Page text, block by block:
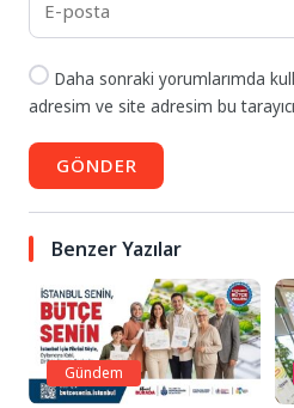
Daha sonraki yorumlarımda
adresim ve site adresim bu
GÖNDER
Benzer Yazılar
Gündem